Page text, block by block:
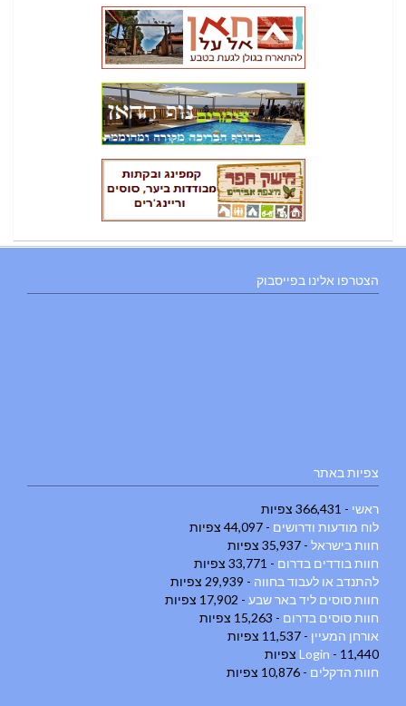
הצטרפו אלינו בפייסבוק
צפיות באתר
ראשי - 366,431 צפיות
לוח מודעות ודרושים - 44,097 צפיות
חוות בישראל - 35,937 צפיות
חוות בודדים בדרום - 33,771 צפיות
להתנדב או לעבוד בחווה - 29,939 צפיות
חוות סוסים ליד באר שבע - 17,902 צפיות
חוות סוסים בדרום - 15,263 צפיות
אורחן המעיין - 11,537 צפיות
Login - 11,440 צפיות
חוות הדקלים - 10,876 צפיות